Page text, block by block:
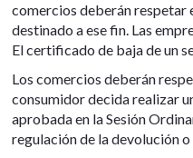
comercios deberán respetar
destinado a ese fin. Las
El certificado de baja de un
Los comercios deberán
consumidor decida realizar
aprobada en la Sesión
regulación de la devolución